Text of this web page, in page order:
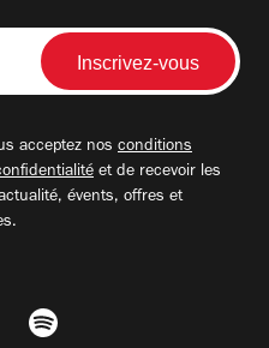
acceptez nos conditions
et de recevoir les
évents, offres et